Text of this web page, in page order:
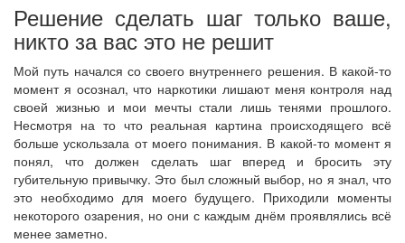
Решение сделать шаг только ваше,
никто за вас это не решит
Мой путь начался со своего внутреннего решения. В какой-то
момент я осознал, что наркотики лишают меня контроля над
своей жизнью и мои мечты стали лишь тенями прошлого.
Несмотря на то что реальная картина происходящего всё
больше ускользала от моего понимания. В какой-то момент я
понял, что должен сделать шаг вперед и бросить эту
губительную привычку. Это был сложный выбор, но я знал, что
это необходимо для моего будущего. Приходили моменты
некоторого озарения, но они с каждым днём проявлялись всё
менее заметно.